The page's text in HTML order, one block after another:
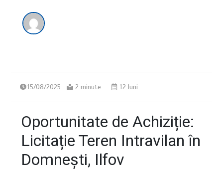
15/08/2025 2 minute 12 luni
Oportunitate de Achiziție:
Licitație Teren Intravilan în
Domnești, Ilfov